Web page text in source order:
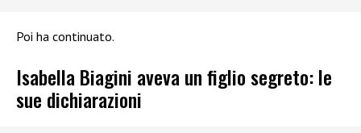
Poi ha continuato.
Isabella Biagini aveva un figlio segreto: le
sue dichiarazioni